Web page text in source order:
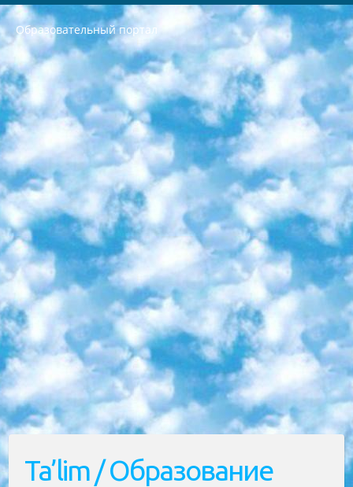
Образовательный портал
РЕСПУБЛИКА УЗБЕКИСТАН МИНИСТРЕРСТВО ДОШКОЛЬНОГО И ШКОЛЬНОГО ОБРАЗОВАНИЯ КОМАНДА в общеобразовательных учреждениях в 2023-2024 учебном году организация и проведение итоговой государственной аттестации обучающихся о Министра дошкольного и школьного образования Республики Узбекистан от 4 марта 2008 года (постановлением Минюста от 20 марта 2008 года № 1778 государственной регистрации) «Итоговое состояние учащихся общего среднего образования на основании положения об утверждении положения об аттестации общего среднего образования выпускной экзамен студентов в образовательных учреждениях в 2023-2024 учебном году В целях организации и прохождения аттестации приказываю: 1. Следующее: перечень предметов, по которым будет проводиться итоговая государственная аттестация и экзамен формы перевода согласно приложению 1; сертификаты международного образца, оценивающие уровень владения иностранными языками перечень согласно приложению 2; 2. Педагогический при специализированных образовательных учреждениях. научно-практический центр квалификации и международной оценки (Д.Давидова) 2024 г. До 25 марта: задания по предметам, по которым будет проводиться итоговая аттестация разработка и утверждение технических условий; итоговая аттестация на основании разработанного предметного задания разработка вопросов по предметам (устно и письменно), экзамен передача; общеобразовательные средние школы и специальные учебные заведения учащиеся выпускных классов школ и интернатов в агентской системе подготовка базы данных экзаменационных материалов и критериев оценки; перевод базы экзаменационных материалов на все языки обучения подать в Республиканский образовательный центр для изготовления; варианты экзаменов на основе разработанных контрольных материалов пусть будут поставлены задачи формирования. 3. Республиканский образовательный центр (Ш.Худайкулов) до 5 апреля 2024 года. до: база данных предоставленных экзаменационных материалов на все языки обучения перевод и экспертиза; для слепых, слабовидящих, глухих, слабослышащих и умственно отсталых детей учащиеся выпускных классов специализированных школ и школ-интернатов база данных экзаменационных материалов на всех преподаваемых языках подготовка критериев оценки; специализированные школы для умственно отсталых детей и технологии для учащихся выпускных классов школ-интернатов разработка соответствующих рекомендаций и критериев проведения ЕГЭ по естествознанию давать задания. 4. Педагогический при специализированных образовательных учреждениях. Научно-практический центр навыков и международной оценки (Д.Давидова), Республика образовательный центр (Худайкулов Ш.) итоговый государственный аттестационный экзамен ориентирован на творческое и логическое мышление при подготовке базы материалов учитывать введение заданий. 5. Следует отметить, что: сертификат государственного образца о знании общеобразовательного предмета и как минимум национальный уровень B1 по предметам на иностранных языках, указанным в Приложении 2. или международно признанный сертификат эквивалентного уровня студенты, изучающие определенный предмет, освобождаются от экзамена; по соответствующим предметам запланирована итоговая государственная аттестация за день до дня, путем жеребьевки Рабочей группой (в письменной форме по предметам, проводимым в форме) из числа сформированных вариантов выбрано 2 варианта; 2 выбранных варианта экзамена анонсированы на официальном сайте министерства и все выпускники по всей стране на основе этих вариантов проводит итоговую государственную аттестацию. 6. Государственное образование учащихся средних общеобразовательных учреждений. знания в соответствии с квалификационными требованиями, которые необходимо приобрести на основании стандартов итоговый (выпускной) контроль для 9 и 11 классов в целях тестирования Экзамены (далее – экзамены) состоят из предметов, перечисленных в приложении 1. будет сделано. 7. Экзамены пройдут с 26 мая по 15 июня 2024 г. (кроме науки физического воспитания). 8. Физическая для учащихся 9 классов общесредних образовательных учреждений. Экзамены по предмету «Образование, квалификация медицина» 1-6 мая 2024 года. сотрудники перевести под присмотр (с отклонениями в физическом или умственном развитии) специализированная школа для детей, школы-интернаты и со сколиозом школы-интернаты санаторного типа для больных детей исключены). 9. Он был слепым, слабовидящим и имел нарушения опорно-двигательного аппарата. экзамены в специализированных школах и интернатах для детей должны проводиться исходя из требований, предъявляемых к общеобразовательным учреждениям (физкультура кроме науки). 10. Специализированная школа для глухих и слабослышащих детей. и экзамены в интернатах и быть реализован в виде письменного теста по математике. 11. Специальность для умственно отсталых детей. Для 9 класса Родной язык и литературное письмо Государственный язык (язык обучения – узбекский). для неклассов) написано Математическое письмо Письменная/устная история Узбекистана Физическое воспитание практично Итоговый контроль Для 11 класса Написание родного языка и литературы (эссе) Математическое письмо Узбекский язык (обучение на узбекском языке) не посещающее общее среднее образование для учреждений)/Образовательное учреждение выбор письменный и устный Иностранный язык письменный/устный Письменная/устная история Узбекистана *По выбору студента:  Химия  Физика  Основы государственного права  География 10 бесплатных образовательных ресурсов - Мы составили подборку онлайн-проектов с интерактивными упражнениями, видеолекциями и статьями. Они помогут вам обрести новые и освежить старые знания бесплатно. 1. «ИНТУИТ» Старейшая образовательная площадка Рунета. Здесь вы найдёте сотни текстовых и видеокурсов на десятки различных тем — от программирования до психологии. Многие курсы подготовлены российскими университетами и крупными международными компаниями вроде Intel и Microsoft. Самостоятельное обучение бесплатное, но желающие могут оплатить услуги персональных наставников. 2. «Смартия» знакомит с актуальными профессиями и подсказывает, как им обучаться. Выбрав заинтересовавшую вас специальность — SMM-специалист, фотограф, веб-дизайнер или другую, — увидите список необходимых для неё умений. Чтобы вы могли освоить их самостоятельно, для каждого умения площадка отображает подборку ссылок на учебные материалы. Хотя «Смартия» ориентируется на русскоязычную аудиторию, часть контента всё же доступна только на английском. 3. «Лекторий Физтеха» Проект Московского физико-технического института (Физтеха). С его помощью вы можете смотреть онлайн серии лекций, записанные на видео в этом вузе. В числе доступных предметов — физика, биология, химия, информационные технологии и другие. К некоторым лекциям администрация ресурса прилагает готовые конспекты, которые можно скачивать в PDF-формате. 4. ITMOcourses Онлайн-площадка Санкт-Петербургского национального исследовательского университета информационных технологий, механики и оптики (ИТМО). Ресурс предоставляет свободный доступ к курсам, разработанным в этом вузе. Каталог материалов разбит на четыре категории: «Оптические системы и технологии», «Приборостроение и робототехника», «Информационные технологии» и «Биотехнологии». Курсы состоят из видеолекций, интерактивных демонстраций и заданий. 5. «КиберЛенинка» Электронная научная библиотека открытого доступа. Каталог площадки регулярно обрастает текстами статей из различных научных изданий. Сгруппированные по журналам и рубрикам публикации можно читать онлайн или скачивать целиком в PDF-формате. Проект нацелен на популяризацию науки за счёт открытого доступа к качественной информации. 6. «ПостНаука» На этом ресурсе публикуют подборки видеолекций, составленные экспертами из разных отраслей и объединённые общими темами. Среди них, к примеру, есть серии «Биоинформатика и геномика», «Культура средневековой Скандинавии» и Cinema Studies о теории кино. Каждая подборка лекций — логически связанная история, рассказанная экспертом от первого лица. Кроме того, на сайте появляются научно-образовательные статьи и тесты на разные темы. 7. «Newочём» Команда проекта «Newочём» отбирает самые интересные тексты из англоязычных СМИ и переводит те из них, за которые голосуют участники сообщества «ВКонтакте». По большей части это научно-популярные статьи. Редакторы придумывают лишь заголовки, в остальном содержание переводов соответствует оригиналам. Полные тексты можно читать прямо в социальной сети. 8. InternetUrok Онлайн-база материалов по основным дисциплинам школьной программы. Информация на сайте структурирована по классам, предметам и темам (урокам). Каждый урок состоит из видеолекций и конспектов. Есть также интерактивные тренажёры и тесты для закрепления пройденного материала. Даже если вы давно окончили школу, возможность повторить программу старших классов всегда может пригодиться. 9. Edutainme Ещё один ресурс об образовании. В отличие от Newtonew, как мне кажется, Edutainme больше ориентируется на представителей индустрии: педагогов, предпринимателей, разработчиков образовательных проектов. Но и любой, кто просто стремится к саморазвитию, найдёт на сайте много полезного и интересного для себя. Например, информацию о новых курсах и образовательных сервисах. 10. Newtonew Онлайн-медиа об образовании и обучении в широком смысле. Авторы Newtonew пишут об инструментах, заведениях, тактиках и стратегиях, которые помогают учить других и получать новые знания самостоятельно. На этой площадке вы найдёте новости, обзоры, аналитические мат
Ta’lim / Образование